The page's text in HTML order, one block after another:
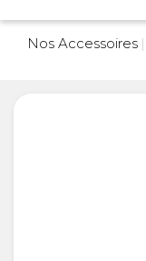
Auvents et
Nos Accessoires